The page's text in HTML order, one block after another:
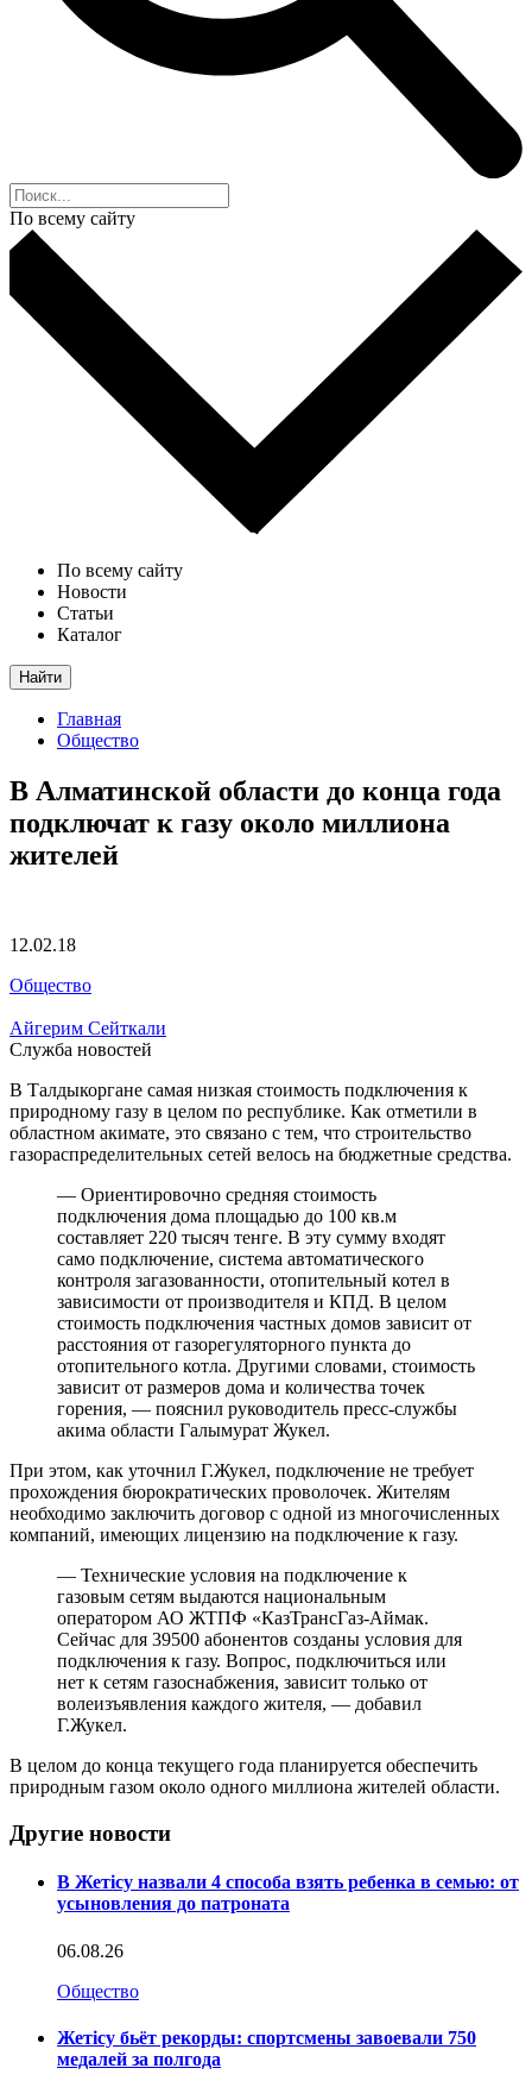
По всему сайту
По всему сайту
Новости
Статьи
Каталог
Найти
Главная
Общество
В Алматинской области до конца года
подключат к газу около миллиона
жителей
12.02.18
Общество
Айгерим Сейткали
Служба новостей
В Талдыкоргане самая низкая стоимость подключения к
природному газу в целом по республике. Как отметили в
областном акимате, это связано с тем, что строительство
газораспределительных сетей велось на бюджетные средства.
— Ориентировочно средняя стоимость
подключения дома площадью до 100 кв.м
составляет 220 тысяч тенге. В эту сумму входят
само подключение, система автоматического
контроля загазованности, отопительный котел в
зависимости от производителя и КПД. В целом
стоимость подключения частных домов зависит от
расстояния от газорегуляторного пункта до
отопительного котла. Другими словами, стоимость
зависит от размеров дома и количества точек
горения, — пояснил руководитель пресс-службы
акима области Галымурат Жукел.
При этом, как уточнил Г.Жукел, подключение не требует
прохождения бюрократических проволочек. Жителям
необходимо заключить договор с одной из многочисленных
компаний, имеющих лицензию на подключение к газу.
— Технические условия на подключение к
газовым сетям выдаются национальным
оператором АО ЖТПФ «КазТрансГаз-Аймак.
Сейчас для 39500 абонентов созданы условия для
подключения к газу. Вопрос, подключиться или
нет к сетям газоснабжения, зависит только от
волеизъявления каждого жителя, — добавил
Г.Жукел.
В целом до конца текущего года планируется обеспечить
природным газом около одного миллиона жителей области.
Другие новости
В Жетісу назвали 4 способа взять ребенка в семью: от
усыновления до патроната
06.08.26
Общество
Жетісу бьёт рекорды: спортсмены завоевали 750
медалей за полгода